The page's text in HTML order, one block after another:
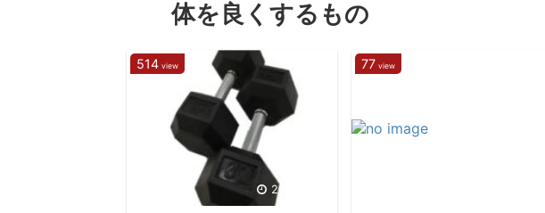
体を良くするもの
514 view
2021/6/23
77 view